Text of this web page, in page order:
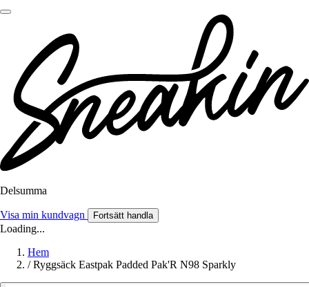
Delsumma
Visa min kundvagn Fortsätt handla
Loading...
Hem
/ Ryggsäck Eastpak Padded Pak'R N98 Sparkly